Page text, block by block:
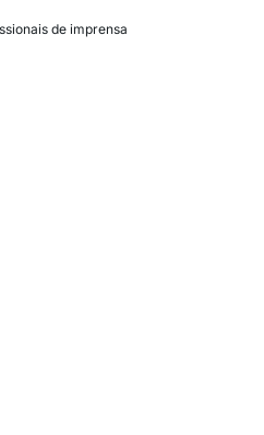
de imprensa